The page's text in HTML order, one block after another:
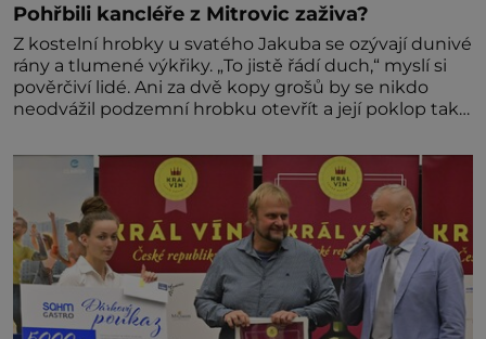
Pohřbili kancléře z Mitrovic zaživa?
Z kostelní hrobky u svatého Jakuba se ozývají dunivé
rány a tlumené výkřiky. „To jistě řádí duch,“ myslí si
pověrčiví lidé. Ani za dvě kopy grošů by se nikdo
neodvážil podzemní hrobku otevřít a její poklop tak
divné burácení skutečně ustane. Když o mnoho let
později hrobku